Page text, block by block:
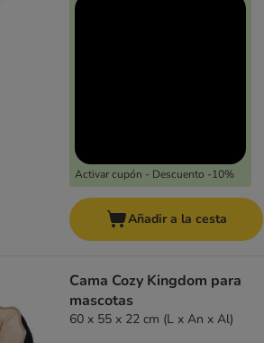
Activar cupón - Descuento -10%
Añadir a la cesta
Cama Cozy Kingdom para
mascotas
60 x 55 x 22 cm (L x An x Al)